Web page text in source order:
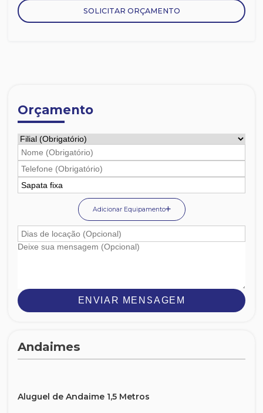
SOLICITAR ORÇAMENTO
Orçamento
Adicionar Equipamento
ENVIAR MENSAGEM
Andaimes
Aluguel de Andaime 1,5 Metros